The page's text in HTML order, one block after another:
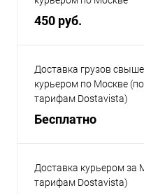
450 руб.
Доставка грузов свыше
курьером по Москве (по
тарифам Dostavista)
Бесплатно
Доставка курьером за
тарифам Dostavista)